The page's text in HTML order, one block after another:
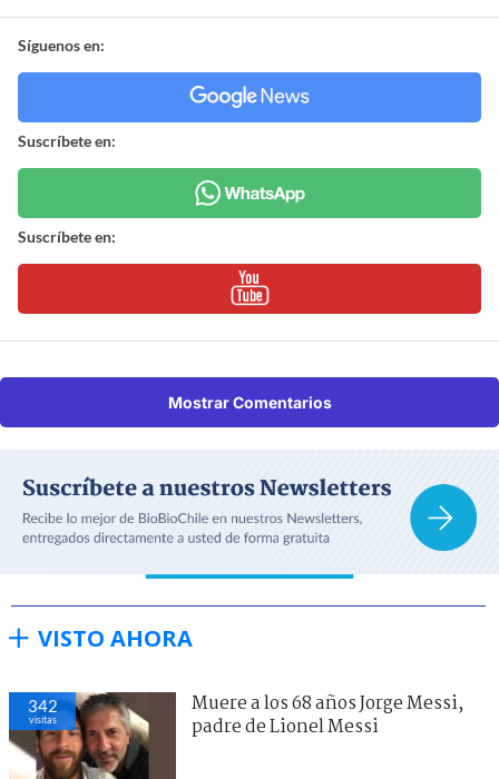
Síguenos en:
Suscríbete en:
Suscríbete en:
Mostrar Comentarios
VISTO AHORA
342
visitas
Muere a los 68 años Jorge Messi,
padre de Lionel Messi